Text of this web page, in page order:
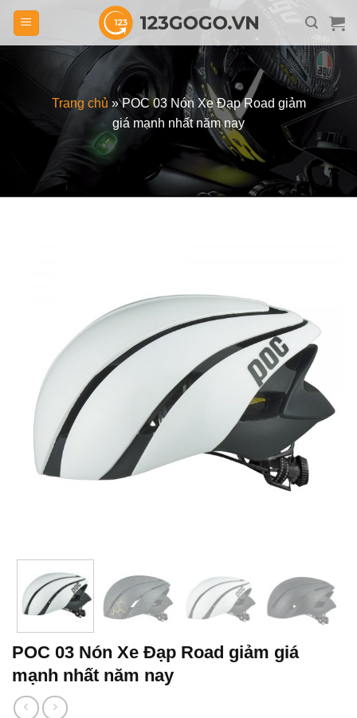
Skip
content
Trang chủ »POC 03 Nón Xe Đạp Road giảm
giá mạnh nhất năm nay
POC 03 Nón Xe Đạp Road giảm giá
mạnh nhất năm nay